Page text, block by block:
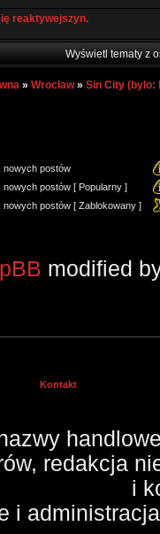
reaktywejszyn.
Wyświetl tematy z
» Wroclaw» Sin City (bylo:
nowych postów
nowych postów [ Popularny ]
nowych postów [ Zablokowany ]
modified
Kontakt
redakcja
i
i